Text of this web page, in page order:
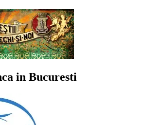
in Bucuresti